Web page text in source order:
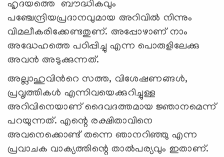
ഹൃദയത്തെ ബൗദ്ധികവും
പഞ്ചേന്ദ്രിയപ്രദാനവുമായ അറിവില്‍ നിന്നും
വിമലീകരിക്കേണ്ടതുണ്. അപ്പോഴാണ് നാം
അദ്ധേഹത്തെ പഠിപ്പിച്ചു എന്ന പൊരുളിലേക്കു
അവന്‍ അടുക്കുന്നത്.
അല്ലാഹുവിന്‍റെ സത്ത, വിശേഷണങ്ങള്‍,
പ്രവൃത്തികള്‍ എന്നിവയെക്കുറിച്ചുള്ള
അറിവിനെയാണ് ദൈവദത്തമായ ജ്ഞാനമെന്ന്
പറയുന്നത്. എന്റെ രക്ഷിതാവിനെ
അവനെക്കൊണ്ട് തന്നെ ഞാനറിഞ്ഞു എന്ന
പ്രവാചക വാക്യത്തിന്റെ താല്‍പര്യവും ഇതാണ്.